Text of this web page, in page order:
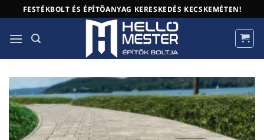
to
content
FESTÉKBOLT ÉS ÉPÍTŐANYAG KERESKEDÉS KECSKEMÉTEN!